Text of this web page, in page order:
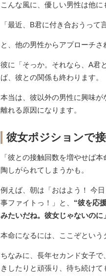
こんな風に、優しい男性は他に
「最近、B君に付き合おうって
と、他の男性からアプローチさ
彼に「そっか。それなら、A君
ば、彼との関係も終わります。
本当は、彼以外の男性に興味
離れる原因になります。
彼女ポジションで
「彼との接触回数を増やせば
陶しがられてしまうかも。
例えば、朝は「おはよう！ 今
事ファイトっ！」と、 “彼を応
みたいだね。彼女じゃないのに」
本命になるには、ここぞという
ちなみに、長年セカンド女子
きしたりと頑張り、待ち続け